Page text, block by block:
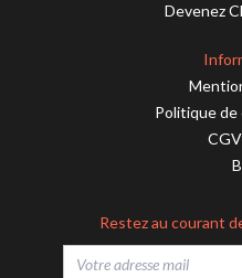
Devenez
Politique
CGV
Restez au courant